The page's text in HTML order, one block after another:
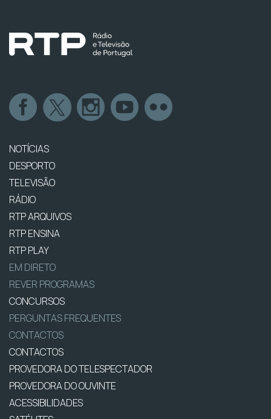
NOTÍCIAS
DESPORTO
TELEVISÃO
RÁDIO
RTP ARQUIVOS
RTP ENSINA
RTP PLAY
EM DIRETO
REVER PROGRAMAS
CONCURSOS
PERGUNTAS FREQUENTES
CONTACTOS
CONTACTOS
PROVEDORA DO TELESPECTADOR
PROVEDORA DO OUVINTE
ACESSIBILIDADES